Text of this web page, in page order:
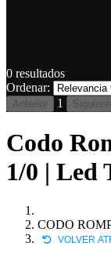
0 resultados
Ordenar:
Anterior 1
Codo
1/0 | Led
CODO
VOLVER